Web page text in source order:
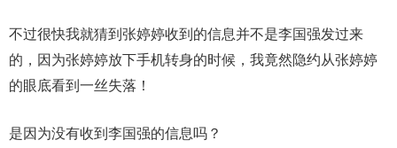
不过很快我就猜到张婷婷收到的信息并不是李国强发过来
的，因为张婷婷放下手机转身的时候，我竟然隐约从张婷婷
的眼底看到一丝失落！
是因为没有收到李国强的信息吗？